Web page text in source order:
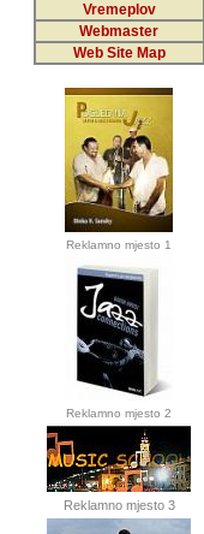
Vremeplov
Webmaster
Web Site Map
Reklamno mjesto 1
Reklamno mjesto 2
Reklamno mjesto 3